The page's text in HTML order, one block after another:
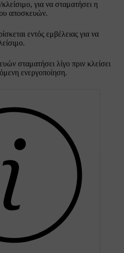
για να σταματήσει η
αποσκευών.
εντός εμβέλειας για να
σταματήσει λίγο πριν κλείσει
ενεργοποίηση.